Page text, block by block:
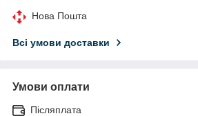
Нова Пошта
Всі умови доставки
Умови оплати
Післяплата